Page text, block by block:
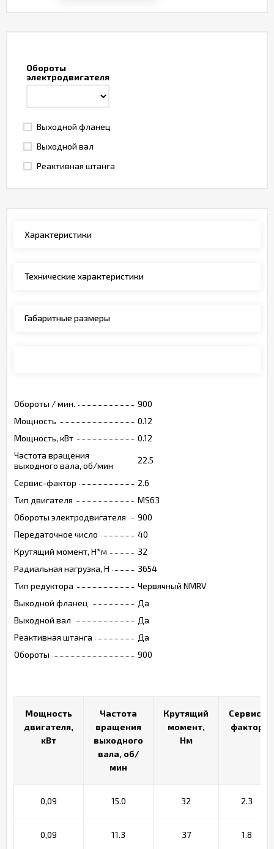
Обороты
электродвигателя
Выходной фланец
Выходной вал
Реактивная штанга
Характеристики
Технические характеристики
Габаритные размеры
Обороты / мин.
900
Мощность
0.12
Мощность, кВт
0.12
Частота вращения
выходного вала, об/мин
22.5
Сервис-фактор
2.6
Тип двигателя
MS63
Обороты электродвигателя
900
Передаточное число
40
Крутящий момент, Н*м
32
Радиальная нагрузка, Н
3654
Тип редуктора
Червячный NMRV
Выходной фланец
Да
Выходной вал
Да
Реактивная штанга
Да
Обороты
900
Мощность
двигателя,
кВт
Частота
вращения
выходного
вала, об/
мин
Крутящий
момент,
Нм
Сервис-
фактор
0,09 15.0 32 2.3
0,09 11.3 37 1.8
Мощность
двигателя,
кВт
Частота
вращения
выходного
вала, об/
мин
Крутящий
момент,
Нм
Сервис-
фактор